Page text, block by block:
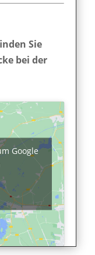
Sie
bei der
Google